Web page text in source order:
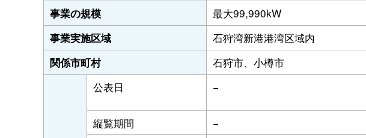
事業の規模 最大99,990kW
事業実施区域 石狩湾新港港湾区域内
関係市町村 石狩市、小樽市
公表日 −
縦覧期間
−